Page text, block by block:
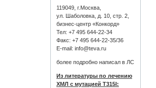
119049, г.Москва,
ул. Шаболовка, д. 10, стр. 2,
бизнес-центр «Конкорд»
Тел: +7 495 644-22-34
Факс: +7 495 644-22-35/36
E-mail: info@teva.ru
более подробно написал в ЛС
Из литературы по лечению
ХМЛ с мутацией T315I: